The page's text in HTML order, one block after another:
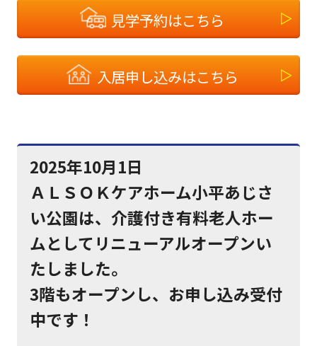
見学予約はこちら
入居申し込みはこちら
2025年10月1日
ＡＬＳＯＫケアホーム小平あじさ
い公園は、介護付き有料老人ホー
ムとしてリニューアルオープンい
たしました。
3階もオープンし、お申し込み受付
中です！